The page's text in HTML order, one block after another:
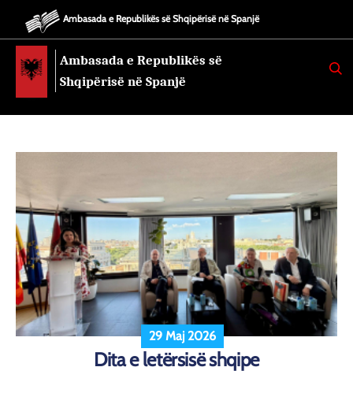
Ambasada e Republikës së Shqipërisë në Spanjë
Ambasada e Republikës së
Shqipërisë në Spanjë
K
E
29 Maj 2026
Dita e letërsisë shqipe